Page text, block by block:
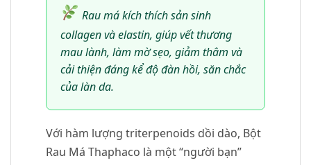
Rau má kích thích sản sinh
collagen và elastin, giúp vết thương
mau lành, làm mờ sẹo, giảm thâm và
cải thiện đáng kể độ đàn hồi, săn chắc
của làn da.
Với hàm lượng triterpenoids dồi dào, Bột
Rau Má Thaphaco là một “người bạn”